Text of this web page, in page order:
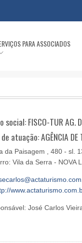
PARA ASSOCIADOS
social: FISCO-TUR AG.
atuação: AGÊNCIA DE
da Paisagem , 480 - sl.
Vila da Serra - NOVA
José Carlos